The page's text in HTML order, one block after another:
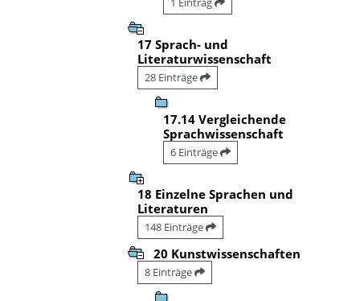
17 Sprach- und
Literaturwissenschaft
28 Einträge
17.14 Vergleichende
Sprachwissenschaft
6 Einträge
18 Einzelne Sprachen und
Literaturen
148 Einträge
20 Kunstwissenschaften
8 Einträge